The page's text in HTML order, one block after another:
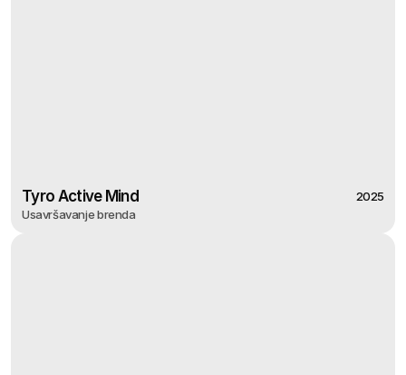
Tyro Active Mind
Tyro Active Mind
2025
Usavršavanje brenda